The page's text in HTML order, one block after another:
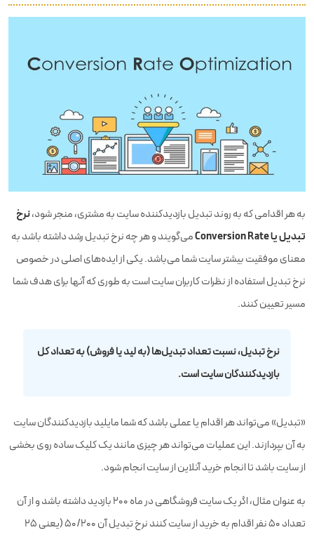
به هر اقدامی که به روند تبدیل بازدید‌کننده سایت به مشتری، منجر شود،نرخ
تبدیل یا Conversion Rate
می‌گویند و هر چه نرخ تبدیل رشد داشته باشد به
معنای موفقیت بیشتر سایت شما می‌باشد. یکی از ایده‌های اصلی در خصوص
نرخ تبدیل استفاده از نظرات کاربران سایت است به‌ طوری‌ که آنها برای هدف شما
مسیر تعیین کنند.
نرخ تبدیل، نسبت تعداد تبدیل‌ها (به لید یا فروش) به تعداد کل
بازدیدکنندگان سایت است.
«تبدیل» می‌تواند هر اقدام یا عملی باشد که شما مایلید بازدیدکنندگان سایت
به آن بپردازند. این عملیات می‌تواند هر چیزی مانند یک کلیک ساده روی بخشی
از سایت باشد تا انجام خرید آنلاین از سایت انجام شود.
به عنوان مثال، اگر یک سایت فروشگاهی در ماه ۲۰۰ بازدید داشته باشد و از آن
تعداد ۵۰ نفر اقدام به خرید از سایت کنند نرخ تبدیل آن ۵۰/۲۰۰ (یعنی ۲۵